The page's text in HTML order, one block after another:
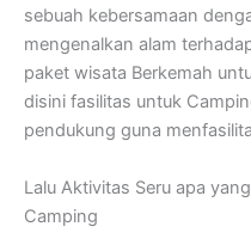
sebuah kebersamaan
mengenalkan alam
paket wisata Berkemah
disini fasilitas untuk
pendukung guna
Lalu Aktivitas Seru apa
Camping